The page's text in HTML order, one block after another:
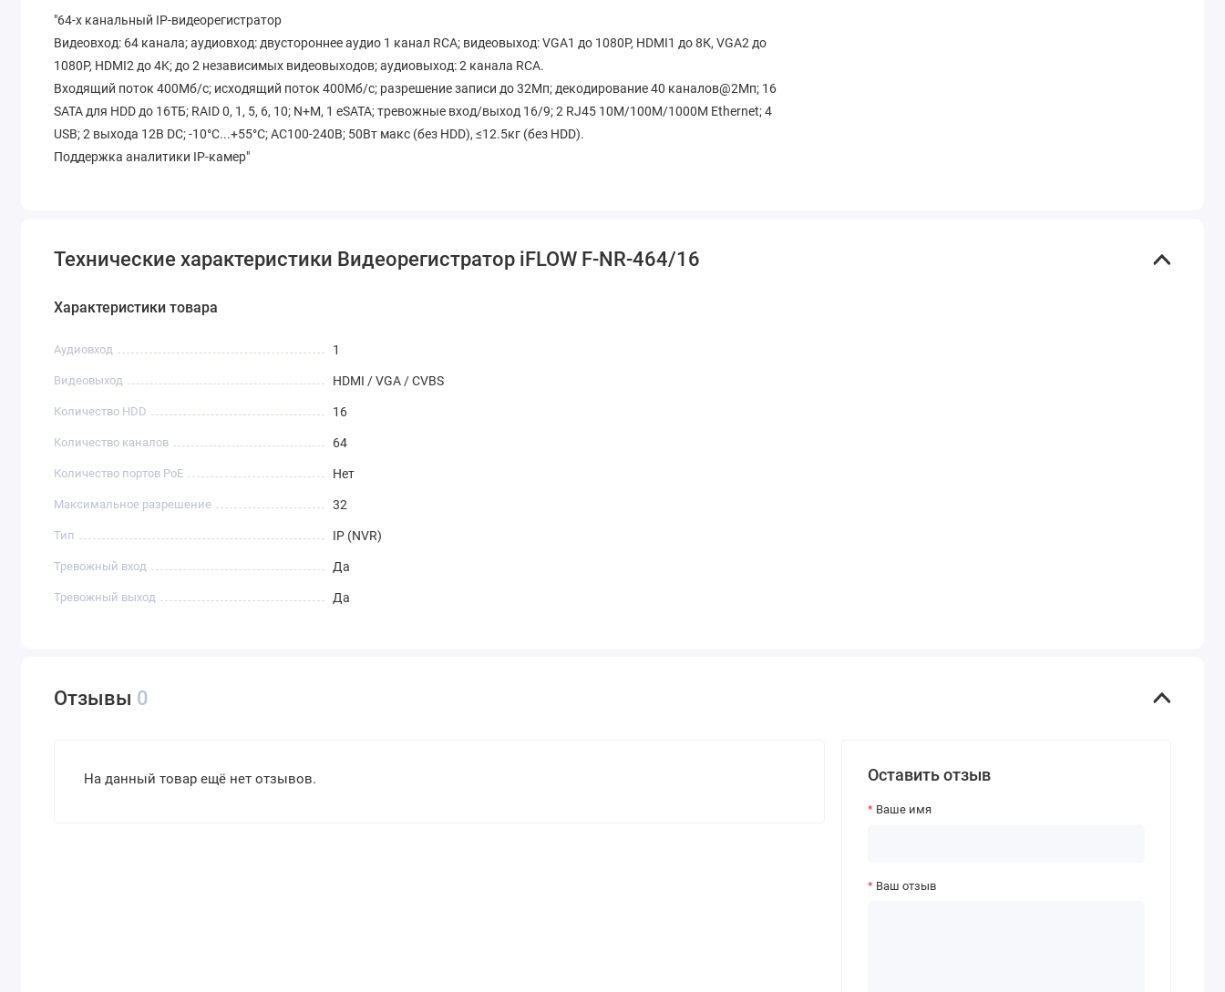
"64-х канальный IP-видеорегистратор
Видеовход: 64 канала; аудиовход: двустороннее аудио 1 канал RCA; видеовыход: VGA1 до 1080P, HDMI1 до 8К, VGA2 до
1080P, HDMI2 до 4K; до 2 независимых видеовыходов; аудиовыход: 2 канала RCA.
Входящий поток 400Мб/с; исходящий поток 400Мб/с; разрешение записи до 32Мп; декодирование 40 каналов@2Мп; 16
SATA для HDD до 16ТБ; RAID 0, 1, 5, 6, 10; N+M, 1 eSATA; тревожные вход/выход 16/9; 2 RJ45 10M/100M/1000M Ethernet; 4
USB; 2 выхода 12В DC; -10°C...+55°C; АC100-240В; 50Вт макс (без HDD), ≤12.5кг (без HDD).
Поддержка аналитики IP-камер"
Технические характеристики Видеорегистратор iFLOW F-NR-464/16
Характеристики товара
Аудиовход 1
Видеовыход HDMI / VGA / CVBS
Количество HDD 16
Количество каналов 64
Количество портов PoE Нет
Максимальное разрешение 32
Тип IP (NVR)
Тревожный вход Да
Тревожный выход Да
Отзывы 0
На данный товар ещё нет отзывов. Оставить отзыв
Ваше имя
Ваш отзыв